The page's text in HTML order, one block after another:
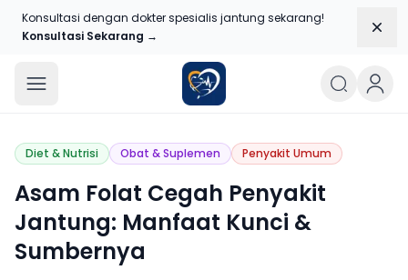
Konsultasi dengan dokter spesialis jantung sekarang!
Konsultasi Sekarang →
Blog Jantungku
Diet & Nutrisi Obat & Suplemen Penyakit Umum
Asam Folat Cegah Penyakit
Jantung: Manfaat Kunci &
Sumbernya